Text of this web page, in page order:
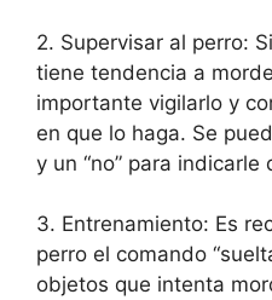
2. Supervisar al perro:
tiene tendencia a
importante vigilarlo y
en que lo haga. Se
y un “no” para
3. Entrenamiento: Es
perro el comando
objetos que intenta